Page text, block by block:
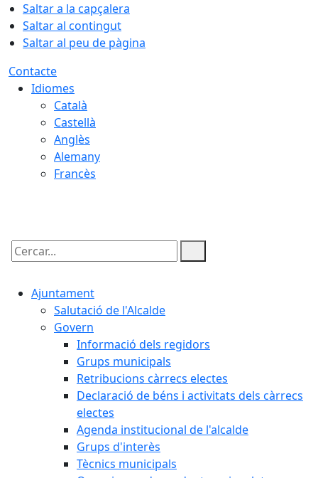
Saltar a la capçalera
Saltar al contingut
Saltar al peu de pàgina
Contacte
Idiomes
Català
Castellà
Anglès
Alemany
Francès
Cercar:
Ajuntament
Salutació de l'Alcalde
Govern
Informació dels regidors
Grups municipals
Retribucions càrrecs electes
Declaració de béns i activitats dels càrrecs
electes
Agenda institucional de l'alcalde
Grups d'interès
Tècnics municipals